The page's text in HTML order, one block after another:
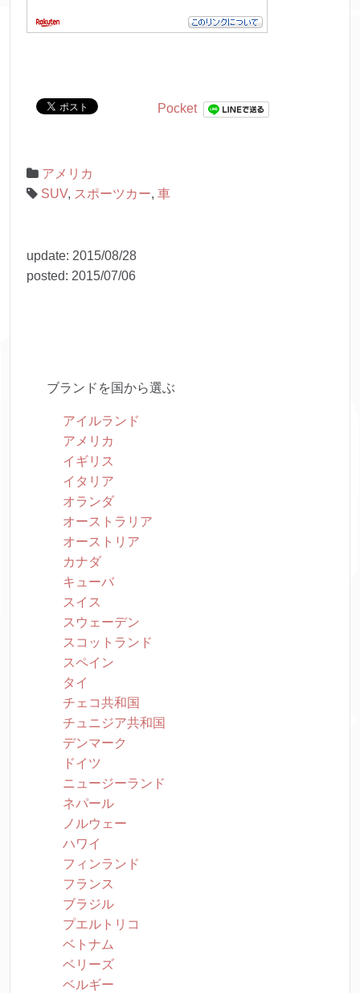
Pocket
アメリカ
SUV, スポーツカー, 車
update: 2015/08/28
posted: 2015/07/06
ブランドを国から選ぶ
アイルランド
アメリカ
イギリス
イタリア
オランダ
オーストラリア
オーストリア
カナダ
キューバ
スイス
スウェーデン
スコットランド
スペイン
タイ
チェコ共和国
チュニジア共和国
デンマーク
ドイツ
ニュージーランド
ネパール
ノルウェー
ハワイ
フィンランド
フランス
ブラジル
プエルトリコ
ベトナム
ベリーズ
ベルギー